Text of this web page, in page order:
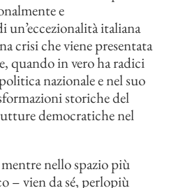
e
italiana
crisi che viene presentata
quando in vero ha radici
nazionale e nel suo
storiche del
democratiche nel
nello spazio più
– vien da sé, perlopiù